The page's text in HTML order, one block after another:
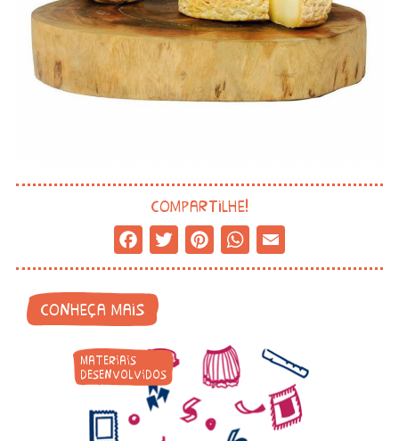
compartilhe!
Facebook
Twitter
Pinterest
WhatsApp
conheça mais
materiais
desenvolvidos